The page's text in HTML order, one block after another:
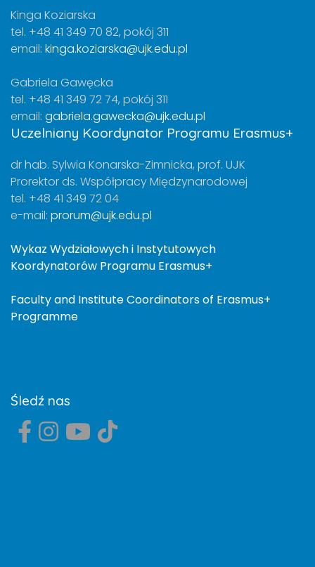
Kinga Koziarska
tel. +48 41 349 70 82, pokój 311
email: kinga.koziarska@ujk.edu.pl
Gabriela Gawęcka
tel. +48 41 349 72 74, pokój 311
email: gabriela.gawecka@ujk.edu.pl
Uczelniany Koordynator Programu Erasmus+
dr hab. Sylwia Konarska-Zimnicka, prof. UJK
Prorektor ds. Współpracy Międzynarodowej
tel. +48 41 349 72 04
e-mail: prorum@ujk.edu.pl
Wykaz Wydziałowych i Instytutowych
Koordynatorów Programu Erasmus+
Faculty and Institute Coordinators of Erasmus+
Programme
Śledź nas